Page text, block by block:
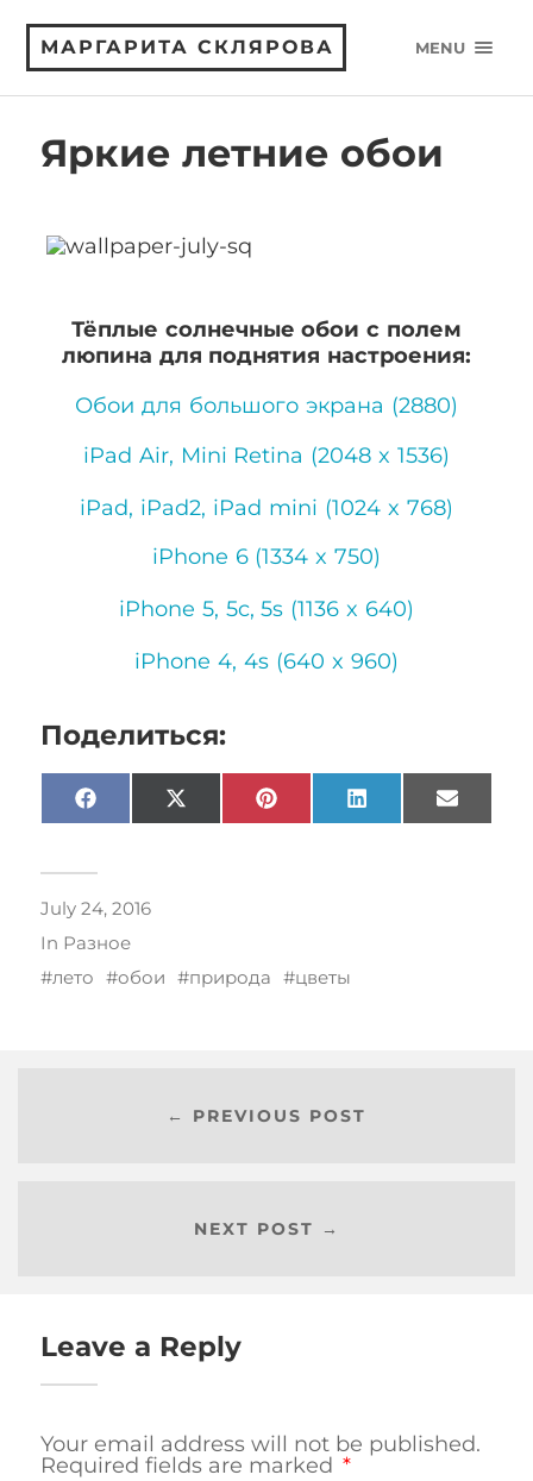
МАРГАРИТА СКЛЯРОВА MENU
Яркие летние обои
Тёплые солнечные обои с полем
люпина для поднятия настроения:
Обои для большого экрана (2880)
iPad Air, Mini Retina (2048 x 1536)
iPad, iPad2, iPad mini (1024 x 768)
iPhone 6 (1334 x 750)
iPhone 5, 5c, 5s (1136 x 640)
iPhone 4, 4s (640 x 960)
Поделиться:
Facebook X
(Twitter)
Pinterest LinkedIn Email
July 24, 2016
In Разное
лето
обои природа цветы
← PREVIOUS POST
NEXT POST →
Leave a Reply
Your email address will not be published.
Required fields are marked *